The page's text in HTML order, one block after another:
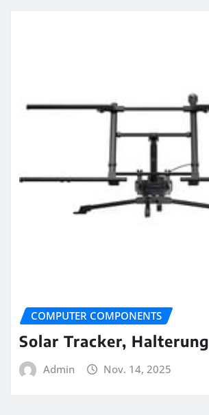
COMPUTER COMPONENTS
Solar Tracker, Halterung
Admin Nov. 14, 2025